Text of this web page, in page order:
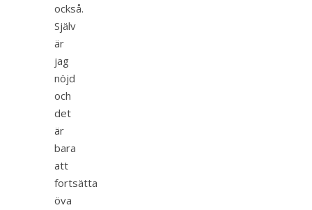
också.
Själv
är
jag
nöjd
och
det
är
bara
att
fortsätta
öva